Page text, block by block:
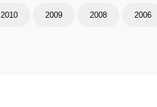
2010 2009 2008 2006